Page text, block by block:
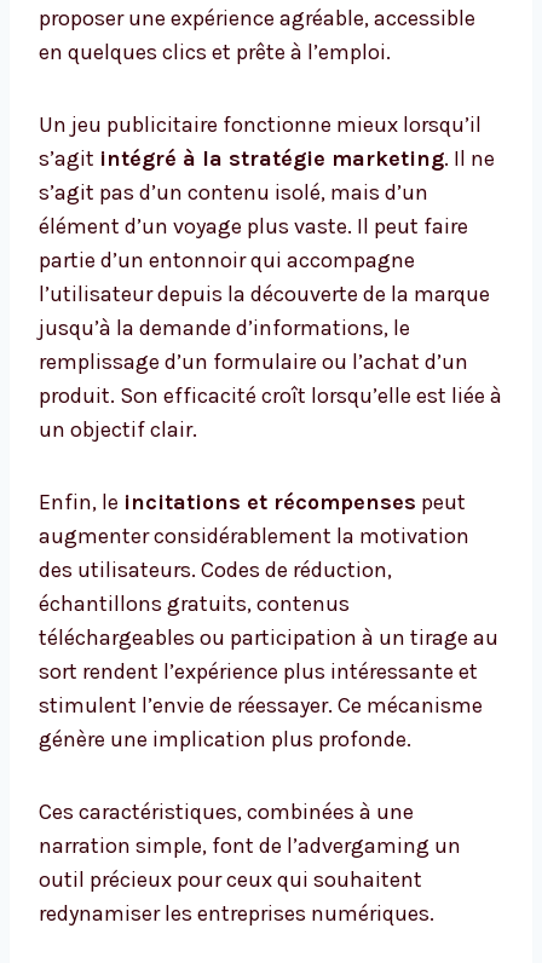
proposer une expérience agréable, accessible
en quelques clics et prête à l’emploi.
Un jeu publicitaire fonctionne mieux lorsqu’il
s’agit intégré à la stratégie marketing. Il ne
s’agit pas d’un contenu isolé, mais d’un
élément d’un voyage plus vaste. Il peut faire
partie d’un entonnoir qui accompagne
l’utilisateur depuis la découverte de la marque
jusqu’à la demande d’informations, le
remplissage d’un formulaire ou l’achat d’un
produit. Son efficacité croît lorsqu’elle est liée à
un objectif clair.
Enfin, le incitations et récompenses peut
augmenter considérablement la motivation
des utilisateurs. Codes de réduction,
échantillons gratuits, contenus
téléchargeables ou participation à un tirage au
sort rendent l’expérience plus intéressante et
stimulent l’envie de réessayer. Ce mécanisme
génère une implication plus profonde.
Ces caractéristiques, combinées à une
narration simple, font de l’advergaming un
outil précieux pour ceux qui souhaitent
redynamiser les entreprises numériques.